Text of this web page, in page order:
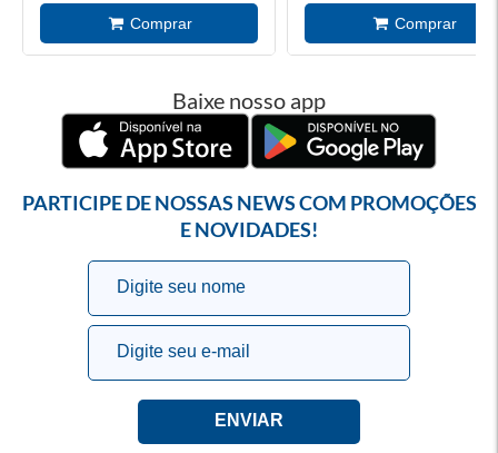
Baixe nosso app
PARTICIPE DE NOSSAS NEWS COM PROMOÇÕES
E NOVIDADES!